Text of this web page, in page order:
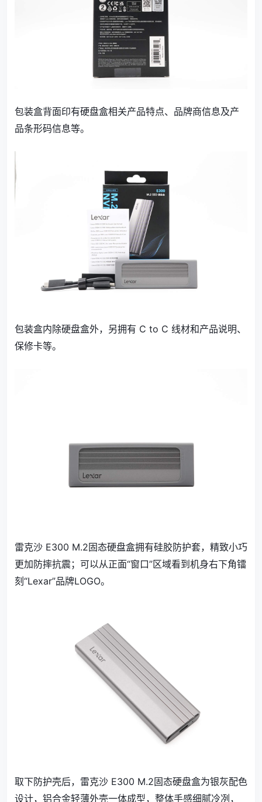
包装盒背面印有硬盘盒相关产品特点、品牌商信息及产
品条形码信息等。
包装盒内除硬盘盒外，另拥有 C to C 线材和产品说明、
保修卡等。
雷克沙 E300 M.2固态硬盘盒拥有硅胶防护套，精致小巧
更加防摔抗震；可以从正面“窗口”区域看到机身右下角镭
刻“Lexar”品牌LOGO。
取下防护壳后，雷克沙 E300 M.2固态硬盘盒为银灰配色
设计，铝合金轻薄外壳一体成型，整体手感细腻冷冽，